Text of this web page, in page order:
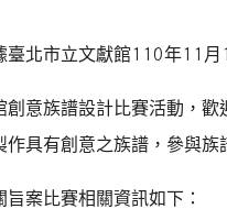
臺北市立文獻館110年11 月
創意族譜設計比賽活動，歡
作具有創意之族譜，參與族
旨案比賽相關資訊如下：